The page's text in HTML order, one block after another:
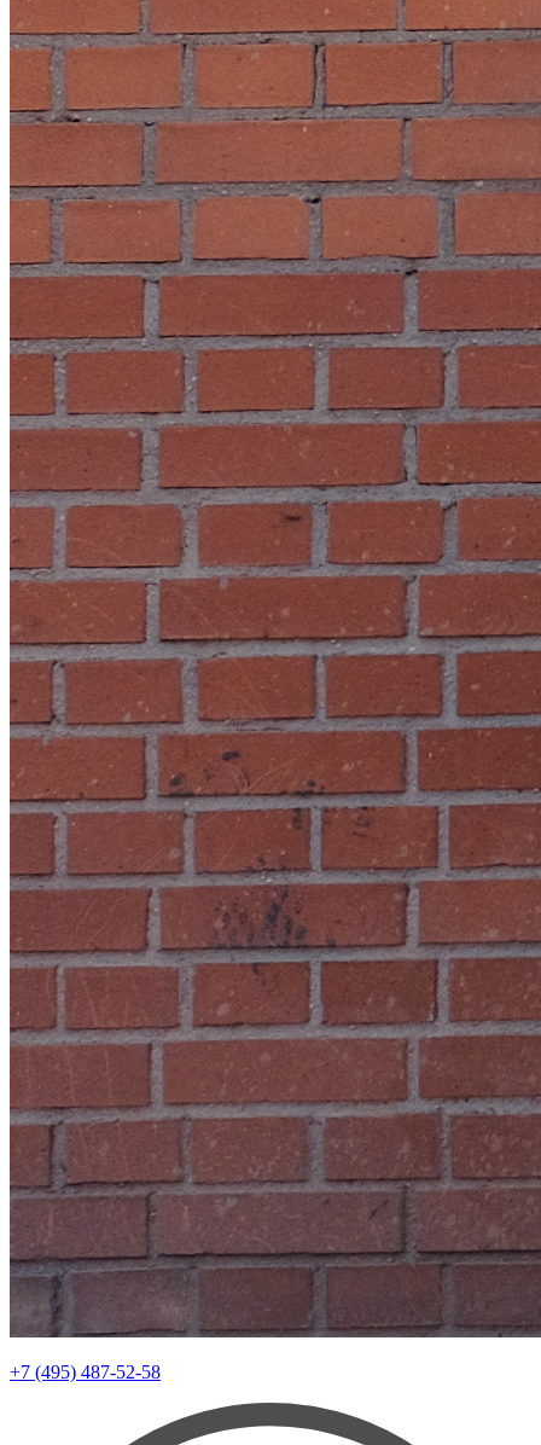
+7 (495) 487-52-58